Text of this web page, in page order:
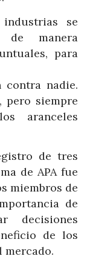
se
manera
para
contra nadie.
pero siempre
aranceles
de tres
de APA fue
miembros de
de
decisiones
de los